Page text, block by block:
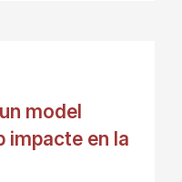
model
impacte en la